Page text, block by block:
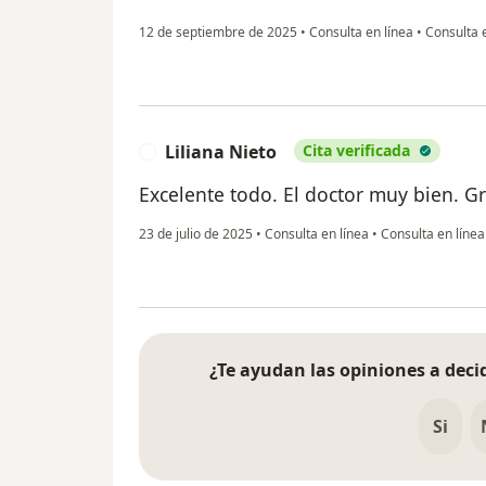
12 de septiembre de 2025 • Consulta en línea • Consulta
Liliana Nieto Cita verificada
Excelente todo. El doctor muy bien.
23 de julio de 2025 • Consulta en línea • Consulta en línea
¿Te ayudan las opiniones a
Si